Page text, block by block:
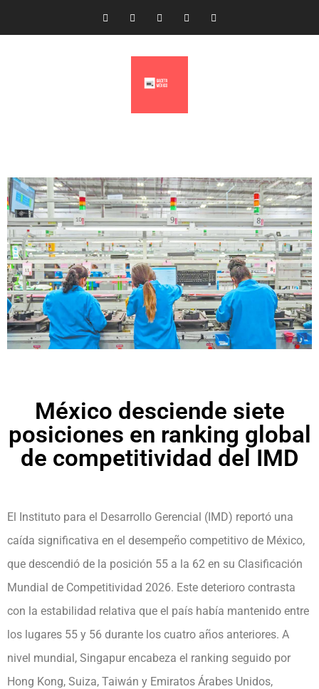
México desciende siete
posiciones en ranking global
de competitividad del IMD
El Instituto para el Desarrollo Gerencial (IMD) reportó una
caída significativa en el desempeño competitivo de México,
que descendió de la posición 55 a la 62 en su Clasificación
Mundial de Competitividad 2026. Este deterioro contrasta
con la estabilidad relativa que el país había mantenido entre
los lugares 55 y 56 durante los cuatro años anteriores. A
nivel mundial, Singapur encabeza el ranking seguido por
Hong Kong, Suiza, Taiwán y Emiratos Árabes Unidos,